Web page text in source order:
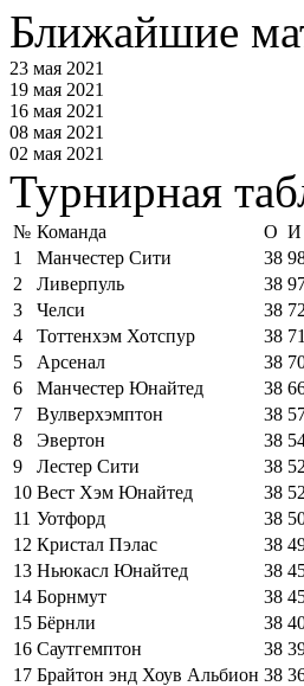
Ближайшие
23 мая 2021
19 мая 2021
16 мая 2021
08 мая 2021
02 мая 2021
Турнирная
№ Команда О И
1
Манчестер Сити 38
2
Ливерпуль 38
3
Челси 38 72
4
Тоттенхэм Хотспур 38 71
5
Арсенал 38
6
Манчестер Юнайтед 38
7
Вулверхэмптон 38
8
Эвертон 38
9
Лестер Сити 38 52
10 Вест Хэм Юнайтед 38 52
11 Уотфорд 38
12 Кристал Пэлас 38
13 Ньюкасл Юнайтед 38
14 Борнмут 38
15 Бёрнли 38
16 Саутгемптон 38
17 Брайтон энд Хоув Альбион 38